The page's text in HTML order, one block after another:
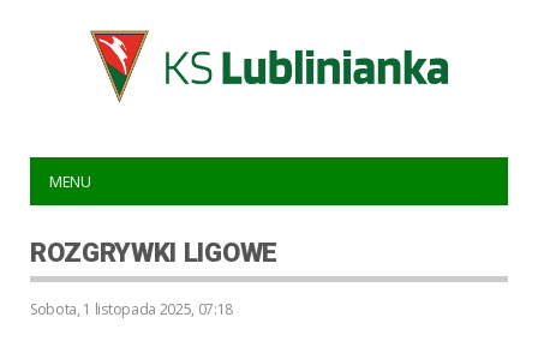
MENU
ROZGRYWKI LIGOWE
sobota, 1 listopada 2025, 07:18